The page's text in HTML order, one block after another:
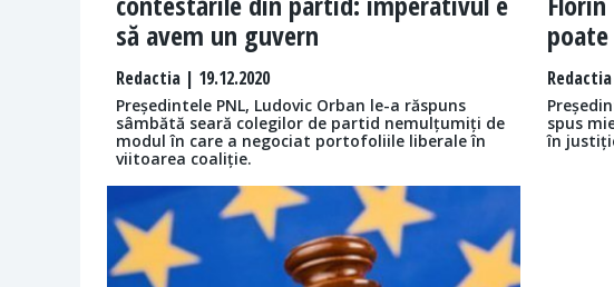
să avem un guvern
Redactia | 19.12.2020
Președintele PNL, Ludovic Orban le-a răspuns
sâmbătă seară colegilor de partid nemulțumiți de
modul în care a negociat portofoliile liberale în
viitoarea coaliție.
Redactia
spus
în